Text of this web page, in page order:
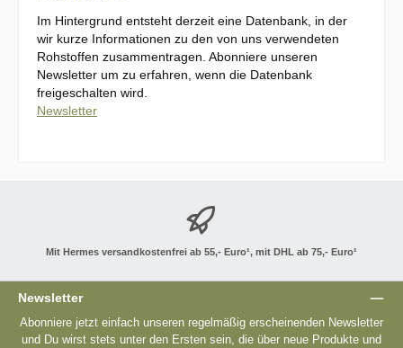
Im Hintergrund entsteht derzeit eine Datenbank, in der
wir kurze Informationen zu den von uns verwendeten
Rohstoffen zusammentragen. Abonniere unseren
Newsletter um zu erfahren, wenn die Datenbank
freigeschalten wird.
Newsletter
Mit Hermes versandkostenfrei ab 55,- Euro¹, mit DHL ab 75,- Euro¹
Newsletter
Abonniere jetzt einfach unseren regelmäßig erscheinenden Newsletter
und Du wirst stets unter den Ersten sein, die über neue Produkte und